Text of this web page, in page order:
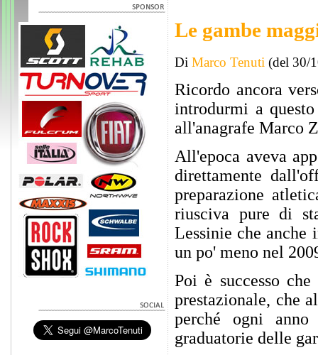
Le gambe
Di Marco Tenuti (del 30/
Ricordo ancora
introdurmi a
all'anagrafe Marco
All'epoca aveva
direttamente
preparazione
riusciva pure di
Lessinie che anche
un po' meno nel
Poi è successo
prestazionale, che
perché ogni
graduatorie delle